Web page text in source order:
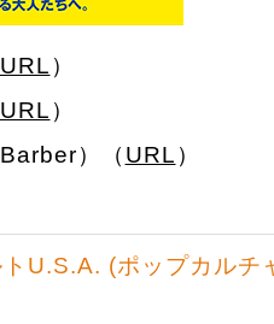
URL ）
URL ）
）（ URL ）
U.S.A. (ポップカルチ